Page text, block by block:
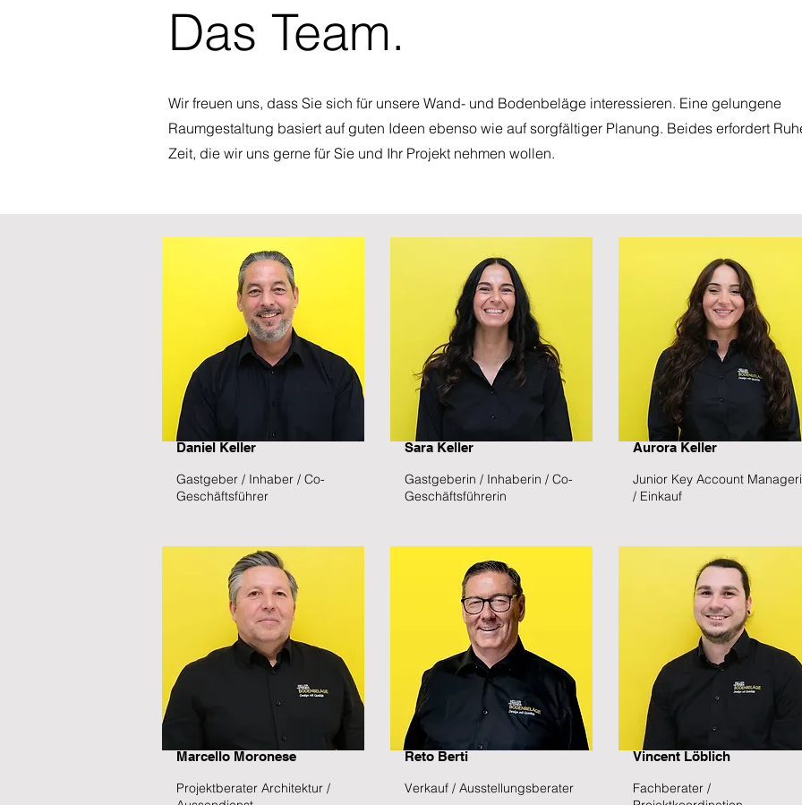
Das Team.
Wir freuen uns, dass Sie sich für unsere Wand- und Bodenbeläge interessieren. Eine gelungene
Raumgestaltung basiert auf guten Ideen ebenso wie auf sorgfältiger Planung. Beides erfordert
Zeit, die wir uns gerne für Sie und Ihr Projekt nehmen wollen.
Daniel Keller
Gastgeber / Inhaber / Co-
Geschäftsführer
Marcello Moronese
Projektberater Architektur /
Sara Keller
Gastgeberin / Inhaberin / Co-
Geschäftsführerin
Reto Berti
Verkauf / Ausstellungsberater
Aurora Keller
Junior Key Account
/ Einkauf
Vincent Löblich
Fachberater /